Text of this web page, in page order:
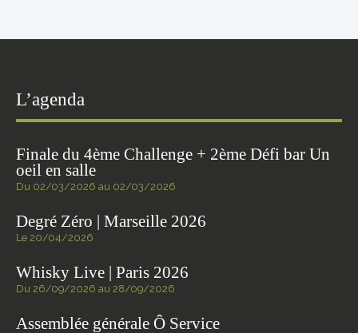
L’agenda
Finale du 4ème Challenge + 2ème Défi bar Un
oeil en salle
Du 02/03/2026 au 02/03/2026
Degré Zéro | Marseille 2026
Le 20/04/2026
Whisky Live | Paris 2026
Du 26/09/2026 au 28/09/2026
Assemblée générale Ô Service